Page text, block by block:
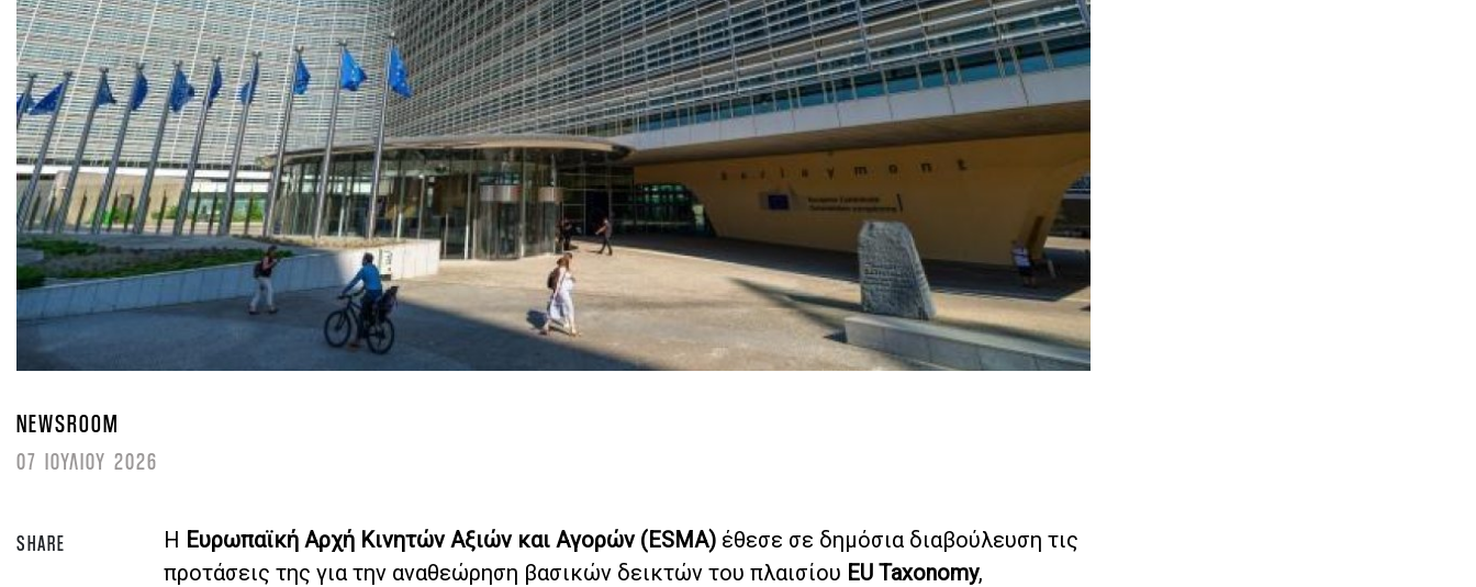
NEWSROOM
07 ΙΟΥΛΙΟΥ 2026
SHARE Η Ευρωπαϊκή Αρχή Κινητών Αξιών και Αγορών (ESMA) έθεσε σε δημόσια διαβούλευση τις
προτάσεις της για την αναθεώρηση βασικών δεικτών του πλαισίου EU Taxonomy,